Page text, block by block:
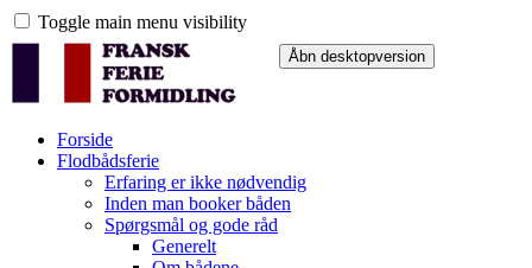
Toggle main menu visibility
Forside
Flodbådsferie
Erfaring er ikke nødvendig
Inden man booker båden
Spørgsmål og gode råd
Generelt